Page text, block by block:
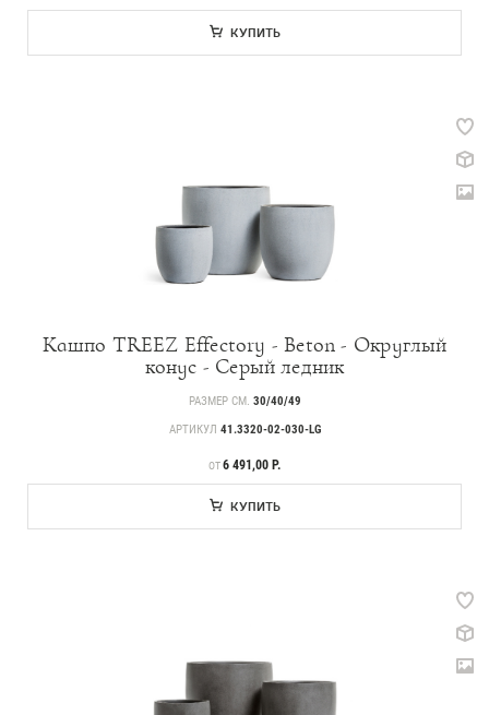
КУПИТЬ
Кашпо TREEZ Effectory - Beton - Округлый
конус - Серый ледник
РАЗМЕР СМ. 30/40/49
АРТИКУЛ 41.3320-02-030-LG
ЦЕНА
ОТ6 491,00 Р.
КУПИТЬ